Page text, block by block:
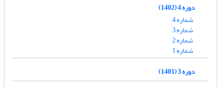
دوره 4 (1402)
شماره 4
شماره 3
شماره 2
شماره 1
دوره 3 (1401)